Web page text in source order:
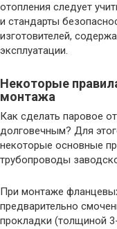
отопления следует
и стандарты
изготовителей,
эксплуатации.
Некоторые
монтажа
Как сделать паровое
долговечным? Для
некоторые основные
трубопроводы
При монтаже
предварительно
прокладки (толщиной